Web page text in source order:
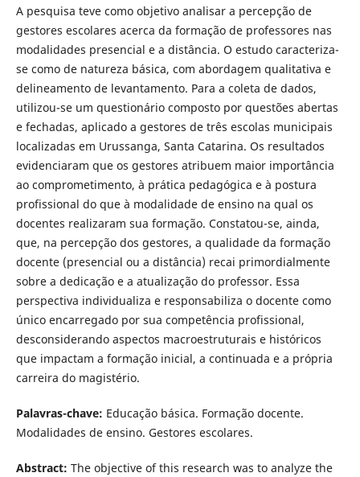
A pesquisa teve como objetivo analisar a percepção de
gestores escolares acerca da formação de professores nas
modalidades presencial e a distância. O estudo caracteriza-
se como de natureza básica, com abordagem qualitativa e
delineamento de levantamento. Para a coleta de dados,
utilizou-se um questionário composto por questões abertas
e fechadas, aplicado a gestores de três escolas municipais
localizadas em Urussanga, Santa Catarina. Os resultados
evidenciaram que os gestores atribuem maior importância
ao comprometimento, à prática pedagógica e à postura
profissional do que à modalidade de ensino na qual os
docentes realizaram sua formação. Constatou-se, ainda,
que, na percepção dos gestores, a qualidade da formação
docente (presencial ou a distância) recai primordialmente
sobre a dedicação e a atualização do professor. Essa
perspectiva individualiza e responsabiliza o docente como
único encarregado por sua competência profissional,
desconsiderando aspectos macroestruturais e históricos
que impactam a formação inicial, a continuada e a própria
carreira do magistério.
Palavras-chave: Educação básica. Formação docente.
Modalidades de ensino. Gestores escolares.
Abstract: The objective of this research was to analyze the